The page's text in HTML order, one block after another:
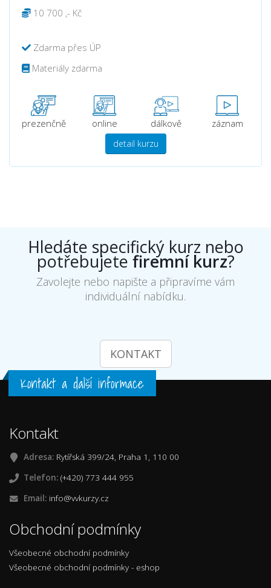
10 700 ,- Kč
Zdarma přes ÚP
Materiály zdarma
prezenčně online dálkově záznam
detail kurzu
Hledáte specifický kurz nebo
potřebujete firemní kurz?
Zavolejte nebo napište a připravíme vám
individuální nabídku.
KONTAKT
Kontakt a další informace
Kontakt
Adresa: Rytířská 399/24, Praha 1, 110 00
Telefon: (+420) 773 444 955
Email: info@vvkurzy.cz
Obchodní podmínky
Všeobecné obchodní podmínky
Všeobecné obchodní podmínky - eshop